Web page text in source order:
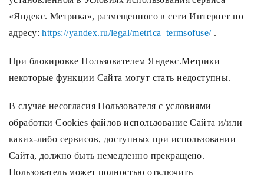
«Яндекс. Метрика», размещенного в сети Интернет по
адресу:https://yandex.ru/legal/metrica_termsofuse/.
При блокировке Пользователем Яндекс.Метрики
некоторые функции Сайта могут стать недоступны.
В случае несогласия Пользователя с условиями
обработки Cookies файлов использование Сайта и/или
каких-либо сервисов, доступных при использовании
Сайта, должно быть немедленно прекращено.
Пользователь может полностью отключить